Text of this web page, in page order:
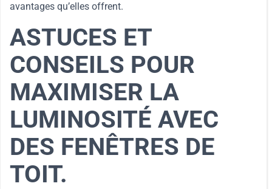
avantages qu’elles offrent.
ASTUCES ET
CONSEILS POUR
MAXIMISER LA
LUMINOSITÉ AVEC
DES FENÊTRES DE
TOIT.